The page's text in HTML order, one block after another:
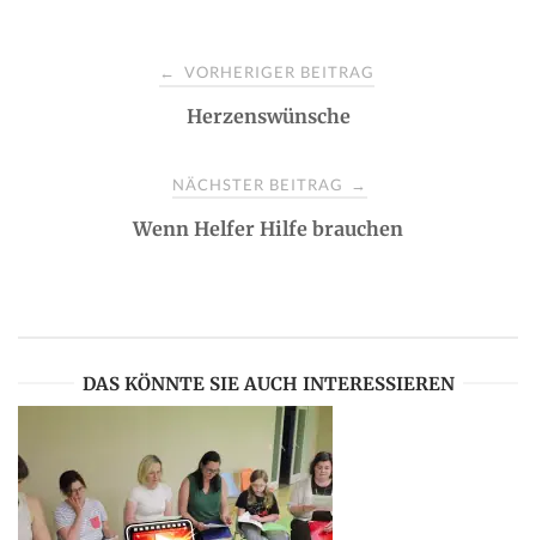
i
← VORHERIGER BEITRAG
Herzenswünsche
NÄCHSTER BEITRAG →
Wenn Helfer Hilfe brauchen
DAS KÖNNTE SIE AUCH INTERESSIEREN